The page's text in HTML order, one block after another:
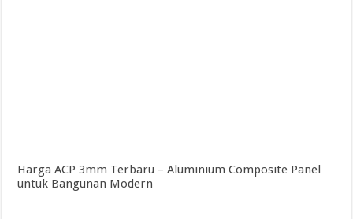
Harga ACP 3mm Terbaru – Aluminium Composite Panel
untuk Bangunan Modern